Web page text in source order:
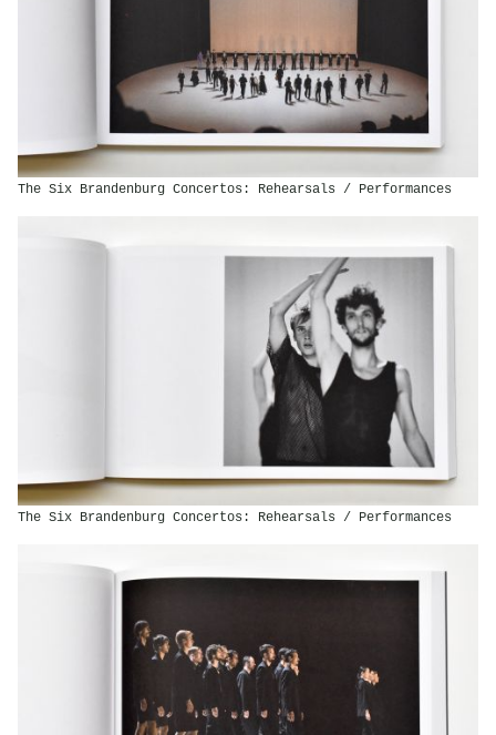
The Six Brandenburg Concertos: Rehearsals / Performances
The Six Brandenburg Concertos: Rehearsals / Performances